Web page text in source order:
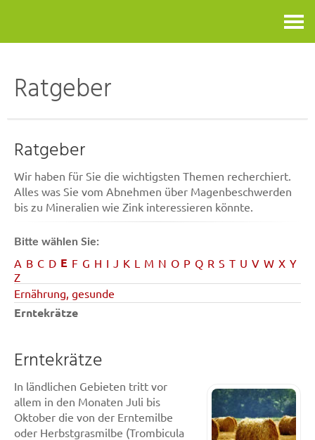
Ratgeber
Ratgeber
Wir haben für Sie die wichtigsten Themen recherchiert.
Alles was Sie vom Abnehmen über Magenbeschwerden
bis zu Mineralien wie Zink interessieren könnte.
Bitte wählen Sie:
A B C D E F G H I J K L M N O P Q R S T U V W X Y
Z
Ernährung, gesunde
Erntekrätze
Erntekrätze
In ländlichen Gebieten tritt vor
allem in den Monaten Juli bis
Oktober die von der Erntemilbe
oder Herbstgrasmilbe (Trombicula